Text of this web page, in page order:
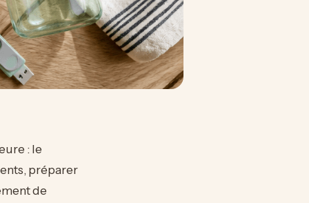
: le
préparer
de